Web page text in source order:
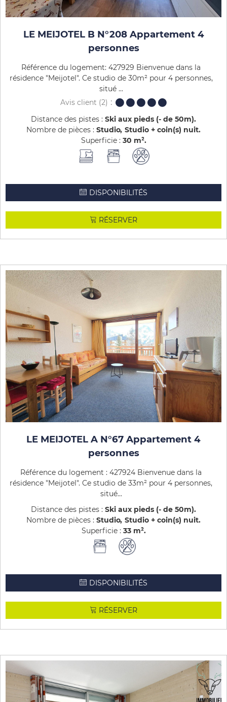
LE MEIJOTEL B N°208 Appartement 4
personnes
Référence du logement: 427929 Bienvenue dans la
résidence "Meijotel". Ce studio de 30m² pour 4 personnes,
situé ...
Avis client (2)
Distance des pistes : Ski aux pieds (- de 50m)
Nombre de pièces : Studio Studio + coin(s) nuit
Superficie : 30 m²
DISPONIBILITÉS
RÉSERVER
LE MEIJOTEL A N°67 Appartement 4
personnes
Référence du logement : 427924 Bienvenue dans la
résidence "Meijotel". Ce studio de 33m² pour 4 personnes,
situé...
Distance des pistes : Ski aux pieds (- de 50m)
Nombre de pièces : Studio Studio + coin(s) nuit
Superficie : 33 m²
DISPONIBILITÉS
RÉSERVER